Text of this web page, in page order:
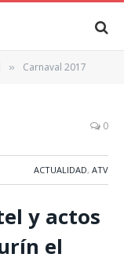
» Carnaval 2017
0
ACTUALIDAD, ATV
y actos
el